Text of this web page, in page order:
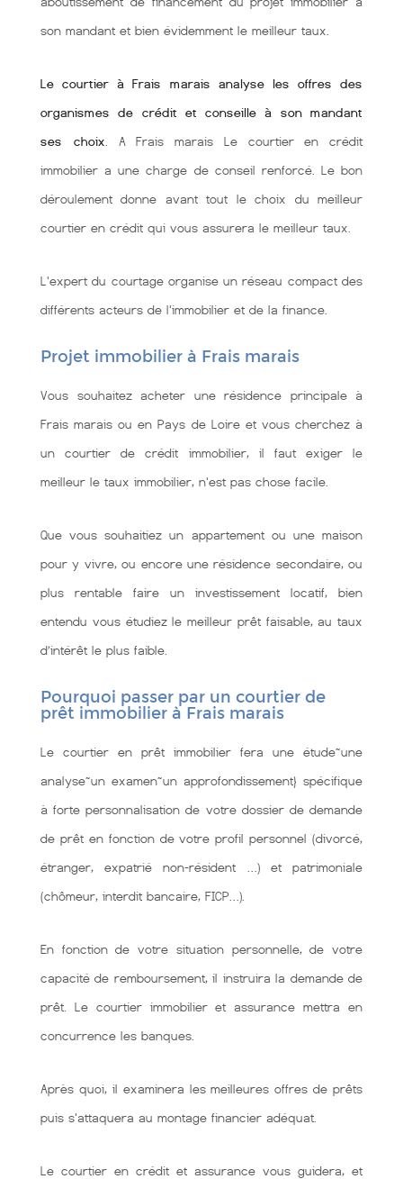
son mandant et bien évidemment le meilleur taux.
Le courtier à Frais marais analyse les offres des
organismes de crédit et conseille à son mandant
ses choix . A Frais marais Le courtier en crédit
immobilier a une charge de conseil renforcé. Le bon
déroulement donne avant tout le choix du meilleur
courtier en crédit qui vous assurera le meilleur taux.
L'expert du courtage organise un réseau compact des
différents acteurs de l'immobilier et de la finance.
Projet immobilier à Frais marais
Vous souhaitez acheter une résidence principale à
Frais marais ou en Pays de Loire et vous cherchez à
un courtier de crédit immobilier, il faut exiger le
meilleur le taux immobilier, n'est pas chose facile.
Que vous souhaitiez un appartement ou une maison
pour y vivre, ou encore une résidence secondaire, ou
plus rentable faire un investissement locatif, bien
entendu vous étudiez le meilleur prêt faisable, au taux
d’intérêt le plus faible.
Pourquoi passer par un courtier de
prêt immobilier à Frais marais
Le courtier en prêt immobilier fera une étude~une
analyse~un examen~un approfondissement} spécifique
à forte personnalisation de votre dossier de demande
de prêt en fonction de votre profil personnel (divorcé,
étranger, expatrié non-résident …) et patrimoniale
(chômeur, interdit bancaire, FICP…).
En fonction de votre situation personnelle, de votre
capacité de remboursement, il instruira la demande de
prêt. Le courtier immobilier et assurance mettra en
concurrence les banques.
Après quoi, il examinera les meilleures offres de prêts
puis s'attaquera au montage financier adéquat.
Le courtier en crédit et assurance vous guidera, et